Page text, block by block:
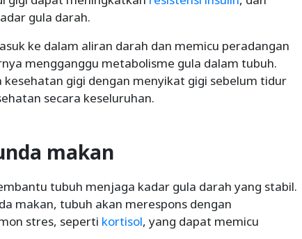
gula darah.
ke dalam aliran darah dan memicu peradangan
mengganggu metabolisme gula dalam tubuh.
gigi dengan menyikat gigi sebelum tidur
secara keseluruhan.
makan
tubuh menjaga kadar gula darah yang stabil.
makan, tubuh akan merespons dengan
stres, seperti kortisol, yang dapat memicu